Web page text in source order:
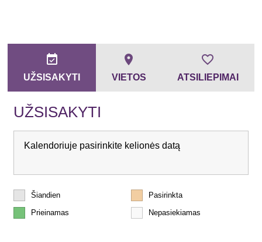
event_available
UŽSISAKYTI
place
VIETOS
favorite_border
ATSILIEPIMAI
UŽSISAKYTI
Kalendoriuje pasirinkite kelionės datą
Šiandien
Pasirinkta
Prieinamas
Nepasiekiamas